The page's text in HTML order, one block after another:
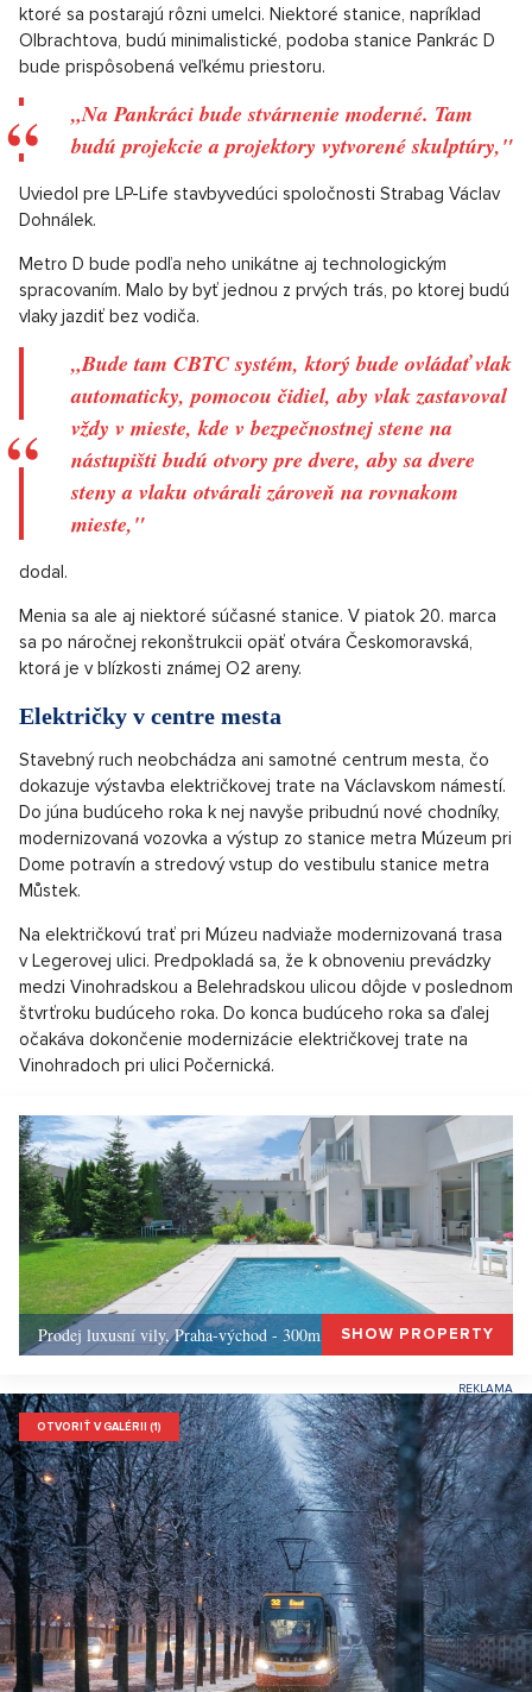
ktoré sa postarajú rôzni umelci. Niektoré stanice, napríklad
Olbrachtova, budú minimalistické, podoba stanice Pankrác D
bude prispôsobená veľkému priestoru.
„Na Pankráci bude stvárnenie moderné. Tam
budú projekcie a projektory vytvorené skulptúry,"
Uviedol pre LP-Life stavbyvedúci spoločnosti Strabag Václav
Dohnálek.
Metro D bude podľa neho unikátne aj technologickým
spracovaním. Malo by byť jednou z prvých trás, po ktorej budú
vlaky jazdiť bez vodiča.
„Bude tam CBTC systém, ktorý bude ovládať vlak
automaticky, pomocou čidiel, aby vlak zastavoval
vždy v mieste, kde v bezpečnostnej stene na
nástupišti budú otvory pre dvere, aby sa dvere
steny a vlaku otvárali zároveň na rovnakom
mieste,"
dodal.
Menia sa ale aj niektoré súčasné stanice. V piatok 20. marca
sa po náročnej rekonštrukcii opäť otvára Českomoravská,
ktorá je v blízkosti známej O2 areny.
Električky v centre mesta
Stavebný ruch neobchádza ani samotné centrum mesta, čo
dokazuje výstavba električkovej trate na Václavskom námestí.
Do júna budúceho roka k nej navyše pribudnú nové chodníky,
modernizovaná vozovka a výstup zo stanice metra Múzeum pri
Dome potravín a stredový vstup do vestibulu stanice metra
Můstek.
Na električkovú trať pri Múzeu nadviaže modernizovaná trasa
v Legerovej ulici. Predpokladá sa, že k obnoveniu prevádzky
medzi Vinohradskou a Belehradskou ulicou dôjde v poslednom
štvrťroku budúceho roka. Do konca budúceho roka sa ďalej
očakáva dokončenie modernizácie električkovej trate na
Vinohradoch pri ulici Počernická.
Prodej luxusní vily, Praha-východ - 300m, Okolí PrahySHOW PROPERTY
OTVORIŤ V GALÉRII (1)